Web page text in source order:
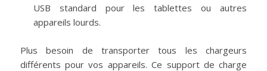
USB standard pour les tablettes ou autres
appareils lourds.
Plus besoin de transporter tous les chargeurs
différents pour vos appareils. Ce support de charge